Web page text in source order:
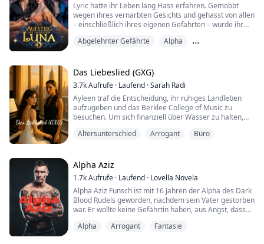
Lyric hatte ihr Leben lang Hass erfahren. Gemobbt
wegen ihres vernarbten Gesichts und gehasst von allen
– einschließlich ihres eigenen Gefährten – wurde ihr
nur aus territorialen Gründen bei sich, und in dem
Dann traf sie ihn. Den ersten Mann, de...
Abgelehnter Gefährte
Alpha
Das Liebeslied (GXG)
3.7kAufrufe · Laufend ·Sarah Radi
Ayleen traf die Entscheidung, ihr ruhiges Landleben
aufzugeben und das Berklee College of Music zu
besuchen. Um sich finanziell über Wasser zu halten,
LGBT-Bar auftrat. Was sie nicht ahnte, war, dass ihr
Herzen zu brechen.
Altersunterschied Arrogant Büro
Alpha Aziz
1.7kAufrufe · Laufend · Lovella Novela
Alpha Aziz Funsch ist mit 16 Jahren der Alpha des Dark
Blood Rudels geworden, nachdem sein Vater gestorben
war. Er wollte keine Gefährtin haben, aus Angst, dass
würde, um an ihn heranzukommen. Er beschloss, sie
Alpha Arrogant Fantasie